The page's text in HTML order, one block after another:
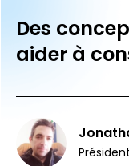
Des
aider à